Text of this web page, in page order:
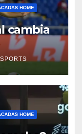
HOME
cambia
por
HOME